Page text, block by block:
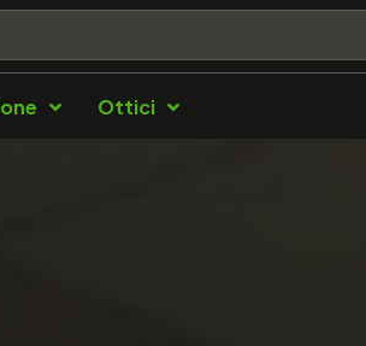
Ottici